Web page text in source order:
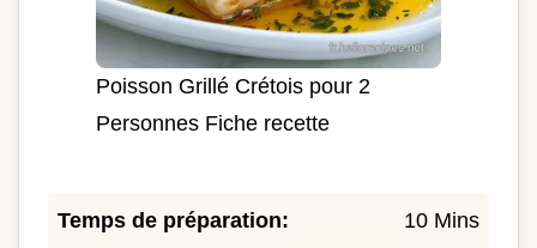
Poisson Grillé Crétois pour 2
Personnes Fiche recette
Temps de préparation: 10 Mins